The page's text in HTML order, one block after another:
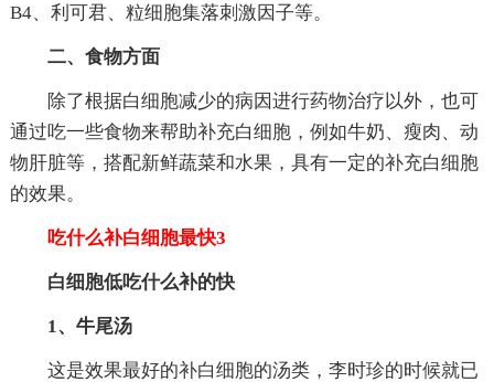
B4、利可君、粒细胞集落刺激因子等。
二、食物方面
除了根据白细胞减少的病因进行药物治疗以外，也可
通过吃一些食物来帮助补充白细胞，例如牛奶、瘦肉、动
物肝脏等，搭配新鲜蔬菜和水果，具有一定的补充白细胞
的效果。
吃什么补白细胞最快3
白细胞低吃什么补的快
1、牛尾汤
这是效果最好的补白细胞的汤类，李时珍的时候就已